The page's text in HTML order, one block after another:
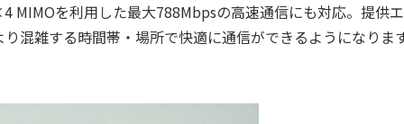
を利用した最大788Mbpsの高速通信にも対応。提供
混雑する時間帯・場所で快適に通信ができるようになります